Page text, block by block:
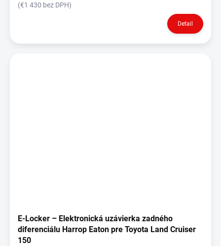
(€1 430 bez DPH)
Detail
E‑Locker – Elektronická uzávierka zadného
diferenciálu Harrop Eaton pre Toyota Land Cruiser
150